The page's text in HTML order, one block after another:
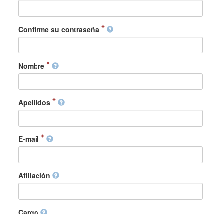
Confirme su contraseña
Nombre
Apellidos
E-mail
Afiliación
Cargo